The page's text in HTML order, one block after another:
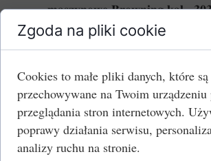
𝐦𝐚𝐬𝐳𝐲𝐧𝐨𝐰𝐞 𝐁𝐫𝐨𝐰𝐧𝐢𝐧𝐠 𝐤𝐚𝐥.
𝐦𝐦). Główną wadą Bf 109 był
krótki zasięg. Samolot był
pierwotnie przeznaczoną dla
dwusilnikowego
𝐝𝐚𝐥𝐞𝐤𝐢𝐞𝐠𝐨 𝐳𝐚𝐬𝐢𝐞̨𝐠𝐮 𝐙𝐞𝐫𝐬𝐭𝐨̈𝐫𝐞𝐫.
Jednak ograniczona zwrotność i
Zgoda na pliki cookie
Cookies to małe pliki danych, które są
przechowywane na Twoim urządzeniu
przeglądania stron internetowych.
poprawy działania serwisu,
analizy ruchu na stronie.